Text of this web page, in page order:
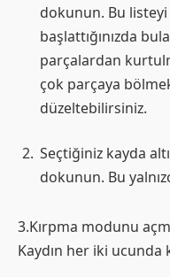
dokunun. Bu listeyi
başlattığınızda
parçalardan
çok parçaya bölmek
düzeltebilirsiniz.
Seçtiğiniz kayda
dokunun. Bu
3.Kırpma modunu
Kaydın her iki ucunda